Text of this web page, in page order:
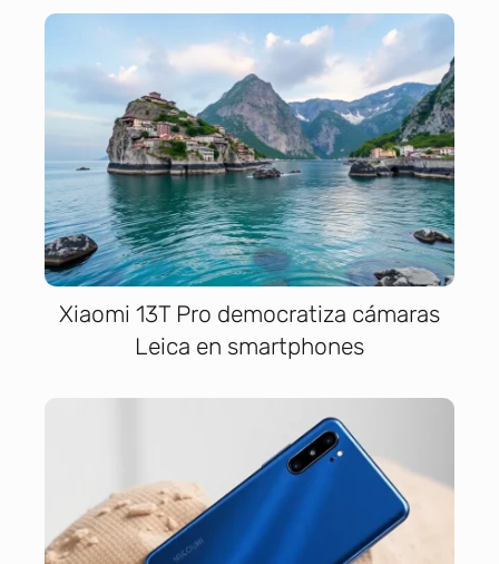
Xiaomi 13T Pro democratiza cámaras
Leica en smartphones